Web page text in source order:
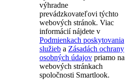
výhradne
prevádzkovateľovi týchto
webových stránok. Viac
informácií nájdete v
Podmienkach poskytovania
služieb a Zásadách ochrany
osobných údajov priamo na
webových stránkach
spoločnosti Smartlook.